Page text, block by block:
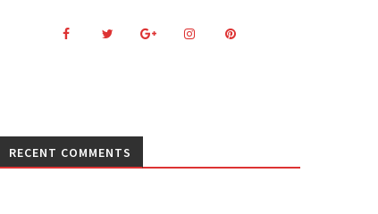
RECENT COMMENTS